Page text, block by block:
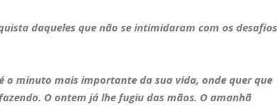
daqueles que não se intimidaram com os desafios
o minuto mais importante da sua vida, onde quer que
O ontem já lhe fugiu das mãos. O amanhã